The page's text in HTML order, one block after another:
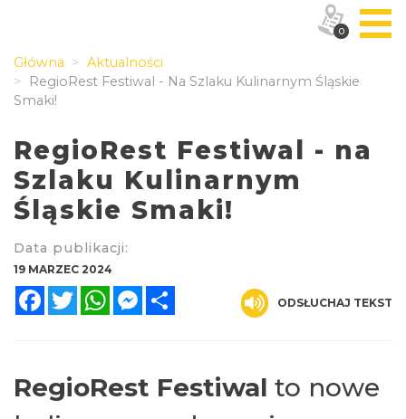
Główna
Aktualności
RegioRest Festiwal - Na Szlaku Kulinarnym Śląskie
Smaki!
RegioRest Festiwal - na
Szlaku Kulinarnym
Śląskie Smaki!
Data publikacji:
19 MARZEC 2024
FacebookTwitterWhatsAppMessenger
ODSŁUCHAJ TEKST
RegioRest Festiwal to nowe
0